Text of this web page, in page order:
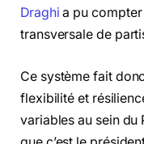
Draghi a pu compter
transversale de
Ce système fait
flexibilité et
variables au sein du